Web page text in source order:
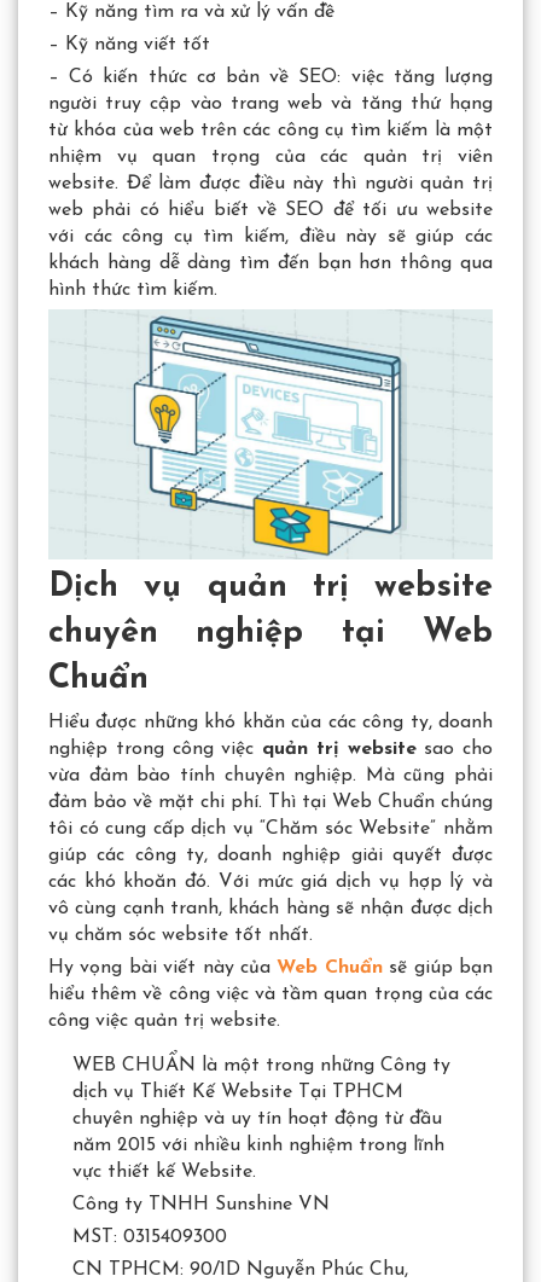
– Kỹ năng tìm ra và xử lý vấn đề
– Kỹ năng viết tốt
– Có kiến thức cơ bản về SEO: việc tăng lượng
người truy cập vào trang web và tăng thứ hạng
từ khóa của web trên các công cụ tìm kiếm là một
nhiệm vụ quan trọng của các quản trị viên
website. Để làm được điều này thì người quản trị
web phải có hiểu biết về SEO để tối ưu website
với các công cụ tìm kiếm, điều này sẽ giúp các
khách hàng dễ dàng tìm đến bạn hơn thông qua
hình thức tìm kiếm.
Dịch vụ quản trị website
chuyên nghiệp tại Web
Chuẩn
Hiểu được những khó khăn của các công ty, doanh
nghiệp trong công việc quản trị websitesao cho
vừa đảm bào tính chuyên nghiệp. Mà cũng phải
đảm bảo về mặt chi phí. Thì tại Web Chuẩn chúng
tôi có cung cấp dịch vụ “Chăm sóc Website” nhằm
giúp các công ty, doanh nghiệp giải quyết được
các khó khoăn đó. Với mức giá dịch vụ hợp lý và
vô cùng cạnh tranh, khách hàng sẽ nhận được dịch
vụ chăm sóc website tốt nhất.
Hy vọng bài viết này của Web Chuẩnsẽ giúp bạn
hiểu thêm về công việc và tầm quan trọng của các
công việc quản trị website.
WEB CHUẨN là một trong những Công ty
dịch vụ Thiết Kế Website Tại TPHCM
chuyên nghiệp và uy tín hoạt động từ đầu
năm 2015 với nhiều kinh nghiệm trong lĩnh
vực thiết kế Website.
Công ty TNHH Sunshine VN
MST: 0315409300
CN TPHCM: 90/1D Nguyễn Phúc Chu,